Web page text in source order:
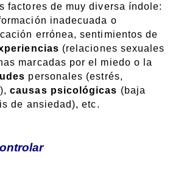
factores de muy diversa índole:
inadecuada o
errónea, sentimientos de
(relaciones sexuales
marcadas por el miedo o la
personales (estrés,
causas psicológicas (baja
de ansiedad), etc.